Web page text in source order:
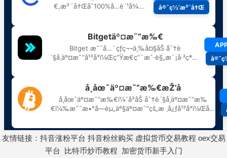
友情链接： 抖音涨粉平台 抖音粉丝购买 虚拟货币交易教程 oex交易
平台
比特币炒币教程 加密货币新手入门